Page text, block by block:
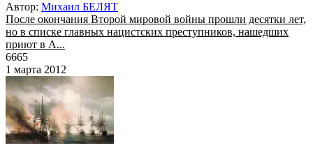
Автор: Михаил БЕЛЯТ
После окончания Второй мировой войны прошли десятки лет,
но в списке главных нацистских преступников, нашедших
приют в А...
6665
1 марта 2012